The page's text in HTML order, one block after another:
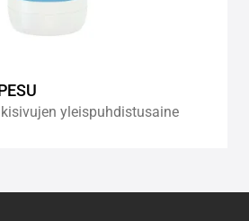
yleispuhdistusaine